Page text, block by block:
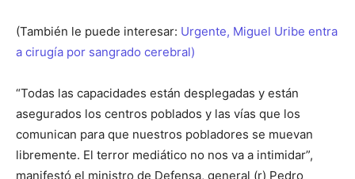
(También le puede interesar: Urgente, Miguel Uribe entra
a cirugía por sangrado cerebral)
“Todas las capacidades están desplegadas y están
asegurados los centros poblados y las vías que los
comunican para que nuestros pobladores se muevan
libremente. El terror mediático no nos va a intimidar”,
manifestó el ministro de Defensa, general (r) Pedro